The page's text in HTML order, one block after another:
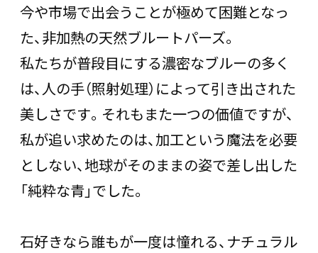
今や市場で出会うことが極めて困難となっ
た、非加熱の天然ブルートパーズ。
私たちが普段目にする濃密なブルーの多く
は、人の手（照射処理）によって引き出された
美しさです。それもまた一つの価値ですが、
私が追い求めたのは、加工という魔法を必要
としない、地球がそのままの姿で差し出した
「純粋な青」でした。
石好きなら誰もが一度は憧れる、ナチュラル